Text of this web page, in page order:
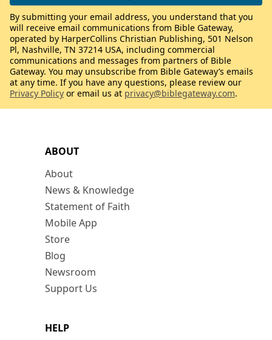
ABOUT
About
News & Knowledge
Statement of Faith
Mobile App
Store
Blog
Newsroom
Support Us
HELP
By submitting your email address, you understand that you
will receive email communications from Bible Gateway,
operated by HarperCollins Christian Publishing, 501 Nelson
Pl, Nashville, TN 37214 USA, including commercial
communications and messages from partners of Bible
Gateway. You may unsubscribe from Bible Gateway’s emails
at any time. If you have any questions, please review our
Privacy Policy or email us at privacy@biblegateway.com.